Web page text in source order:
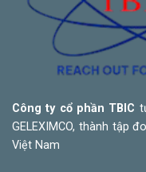
Công ty cổ phần TBIC
GELEXIMCO, thành tập
Việt Nam